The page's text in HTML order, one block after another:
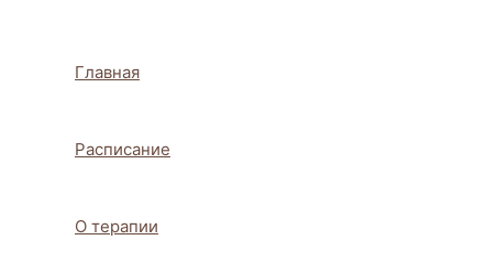
Главная
Расписание
О терапии